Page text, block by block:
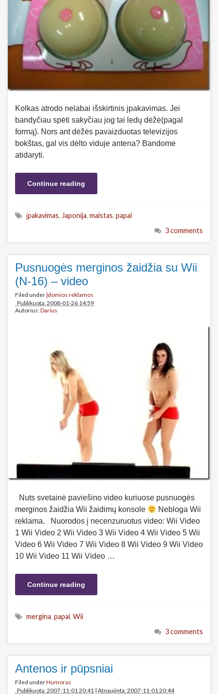
Kolkas atrodo nelabai išskirtinis įpakavimas. Jei
bandyčiau spėti sakyčiau jog tai ledų dėžė(pagal
formą). Nors ant dėžės pavaizduotas televizijos
bokštas, gal vis dėlto viduje antena? Bandome
atidaryti.
Continue reading
įpakavimas, Japonija, maistas, papai
3 comments
Pusnuogės merginos žaidžia su Wii
(N-16) – video
Filed under Įdomios reklamos
Publikuota: 2008-01-26 14:59
Autorius:Darius
Nuts svetainė paviešino video kuriuose pusnuogės
merginos žaidžia Wii žaidimų konsole
Nebloga Wii
reklama. Nuorodos į necenzuruotus video: Wii Video
1 Wii Video 2 Wii Video 3 Wii Video 4 Wii Video 5 Wii
Video 6 Wii Video 7 Wii Video 8 Wii Video 9 Wii Video
10 Wii Video 11 Wii Video …
Continue reading
mergina, papai, Wii
3 comments
Antenos ir pūpsniai
Filed underHumoras
Publikuota: 2007-11-01 20:41 | Atnaujinta: 2007-11-01 20:44